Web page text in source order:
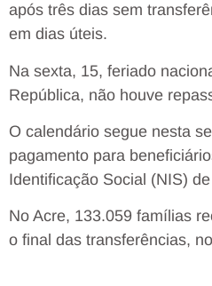
após três dias sem
em dias úteis.
Na sexta, 15, feriado
República, não houve
O calendário segue nesta
pagamento para
Identificação Social (NIS)
No Acre, 133.059 famílias
o final das transferências,